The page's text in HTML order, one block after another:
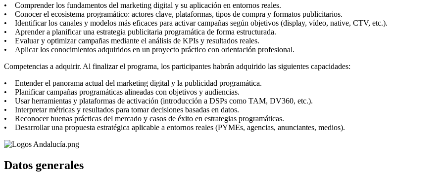
• Comprender los fundamentos del marketing digital y su aplicación en entornos reales.
• Conocer el ecosistema programático: actores clave, plataformas, tipos de compra y formatos publicitarios.
• Identificar los canales y modelos más eficaces para activar campañas según objetivos (display, vídeo, native, CTV, etc.).
• Aprender a planificar una estrategia publicitaria programática de forma estructurada.
• Evaluar y optimizar campañas mediante el análisis de KPIs y resultados reales.
• Aplicar los conocimientos adquiridos en un proyecto práctico con orientación profesional.
Competencias a adquirir. Al finalizar el programa, los participantes habrán adquirido las siguientes capacidades:
• Entender el panorama actual del marketing digital y la publicidad programática.
• Planificar campañas programáticas alineadas con objetivos y audiencias.
• Usar herramientas y plataformas de activación (introducción a DSPs como TAM, DV360, etc.).
• Interpretar métricas y resultados para tomar decisiones basadas en datos.
• Reconocer buenas prácticas del mercado y casos de éxito en estrategias programáticas.
• Desarrollar una propuesta estratégica aplicable a entornos reales (PYMEs, agencias, anunciantes, medios).
Datos generales